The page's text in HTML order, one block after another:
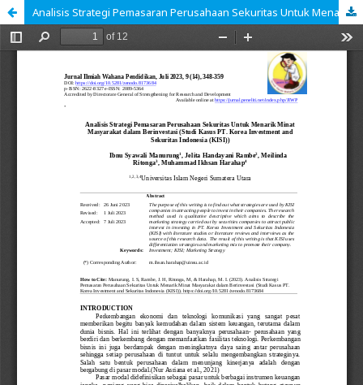
Analisis Strategi Pemasaran Perusahaan Sekuritas Untuk Menarik Minat Masyarakat dalam Berinvestasi (Studi Kasus PT. Korea Investment and Sekuritas Indonesia (KISI))